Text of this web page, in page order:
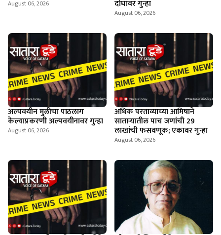
August 06, 2026 दोघांवर गुन्हा
August 06, 2026
अल्पवयीन मुलीचा पाठलाग
केल्याप्रकरणी अल्पवयीनावर गुन्हा
August 06, 2026
अधिक परताव्याच्या आमिषाने
साताऱ्यातील पाच जणांची 29
लाखांची फसवणूक; एकावर गुन्हा
August 06, 2026